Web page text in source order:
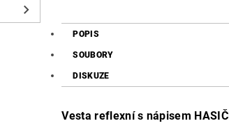
POPIS
SOUBORY
DISKUZE
Vesta reflexní s nápisem HASIČI